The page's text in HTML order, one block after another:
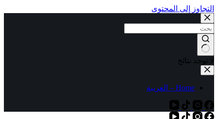
التجاوز إلى المحتوى
لا توجد نتائج
Home – العربية